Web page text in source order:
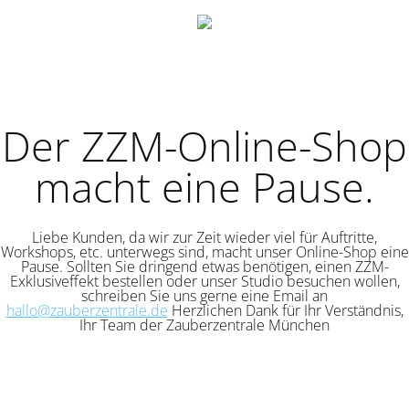
Der ZZM-Online-Shop
macht eine Pause.
Liebe Kunden, da wir zur Zeit wieder viel für Auftritte,
Workshops, etc. unterwegs sind, macht unser Online-Shop eine
Pause. Sollten Sie dringend etwas benötigen, einen ZZM-
Exklusiveffekt bestellen oder unser Studio besuchen wollen,
schreiben Sie uns gerne eine Email an
hallo@zauberzentrale.de Herzlichen Dank für Ihr Verständnis,
Ihr Team der Zauberzentrale München